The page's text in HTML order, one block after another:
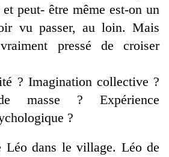
peut- être même est-on un
vu passer, au loin. Mais
pressé de croiser
? Imagination collective ?
masse ? Expérience
?
Léo dans le village. Léo de